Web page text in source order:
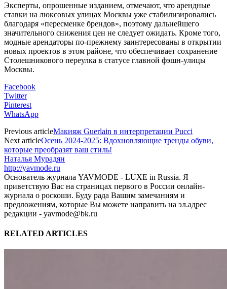
Эксперты, опрошенные изданием, отмечают, что арендные
ставки на люксовых улицах Москвы уже стабилизировались
благодаря «пересменке брендов», поэтому дальнейшего
значительного снижения цен не следует ожидать. Кроме того,
модные арендаторы по-прежнему заинтересованы в открытии
новых проектов в этом районе, что обеспечивает сохранение
Столешникового переулка в статусе главной фэшн-улицы
Москвы.
Facebook
Twitter
Pinterest
WhatsApp
Previous articleМакияж Guerlain в интерпретации Pucci
Next articleОсень 2024-2025: Вдохновляющие тренды обуви,
которые преобразят ваш стиль!
Наталья Мурадян
http://yavmode.ru
Основатель журнала YAVMODE - LUXE in Russia. Я
приветствую Вас на страницах первого в России онлайн-
журнала о роскоши. Буду рада Вашим замечаниям и
предложениям, которые Вы можете направить на эл.адрес
редакции - yavmode@bk.ru
RELATED ARTICLES